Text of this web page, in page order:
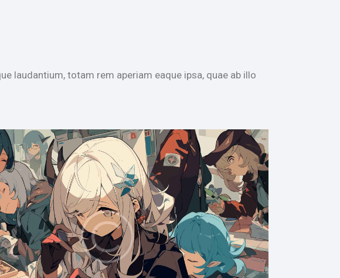
laudantium, totam rem aperiam eaque ipsa, quae ab illo